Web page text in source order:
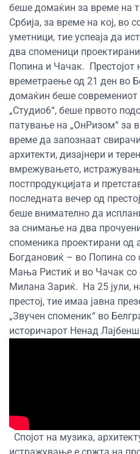
беше домаќин за време на
Србија, за време на кој, во
уметници, тие успеаја да
два споменици
Попина и Чачак. Престојот
времетраење од 21 ден во
домаќин беше современиот
„Студио6“, беше првото
патување на „ОнРизом“ за
време да запознаат
архитекти, дизајнери и
вмрежувањето,
постпродукцијата и
последната вечер од
беше внимателно да
за снимање на два
споменика проектирани од
Богдановиќ – во Попина со
Мања Ристиќ и во Чачак со
Милана Зариќ. На 25 јули,
престој, тие имаа јавна
„Звучен споменик“ во
историчарот Ненад
Спојот на музика,